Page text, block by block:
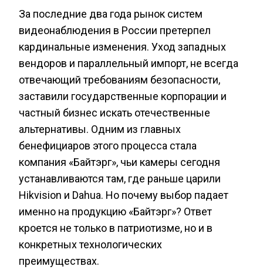
За последние два года рынок систем
видеонаблюдения в России претерпел
кардинальные изменения. Уход западных
вендоров и параллельный импорт, не всегда
отвечающий требованиям безопасности,
заставили государственные корпорации и
частный бизнес искать отечественные
альтернативы. Одним из главных
бенефициаров этого процесса стала
компания «Байтэрг», чьи камеры сегодня
устанавливаются там, где раньше царили
Hikvision и Dahua. Но почему выбор падает
именно на продукцию «Байтэрг»? Ответ
кроется не только в патриотизме, но и в
конкретных технологических
преимуществах.